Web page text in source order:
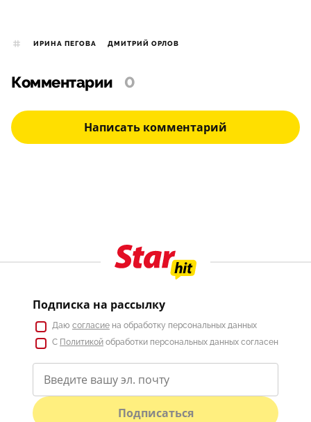
ИРИНА ПЕГОВА ДМИТРИЙ ОРЛОВ
Комментарии 0
Написать комментарий
Подписка на рассылку
Даю согласие на обработку персональных данных
С Политикой обработки персональных данных согласен
Подписаться